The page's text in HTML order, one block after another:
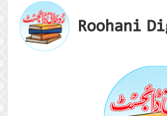
Roohani